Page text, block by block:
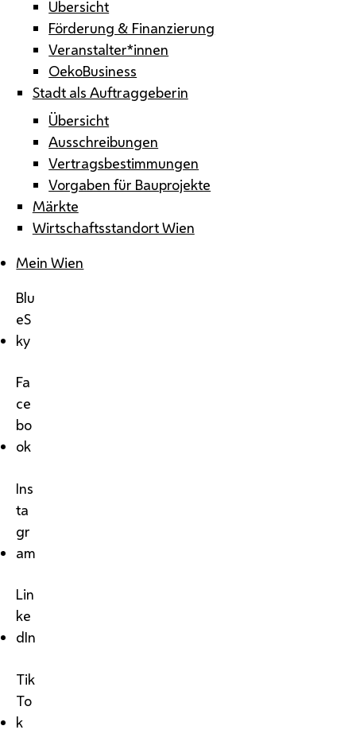
Übersicht
Förderung & Finanzierung
Veranstalter*innen
OekoBusiness
Stadt als Auftraggeberin
Übersicht
Ausschreibungen
Vertragsbestimmungen
Vorgaben für Bauprojekte
Märkte
Wirtschaftsstandort Wien
Mein Wien
Blu
eS
ky
Fa
ce
bo
ok
Ins
ta
gr
am
Lin
ke
dIn
Tik
To
k